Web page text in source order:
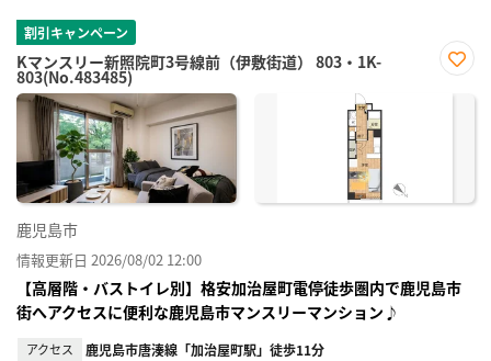
割引キャンペーン
Kマンスリー新照院町3号線前（伊敷街道） 803・1K-
803(No.483485)
に入
鹿児島市
情報更新日 2026/08/02 12:00
【高層階・バストイレ別】格安加治屋町電停徒歩圏内で鹿児島市
街へアクセスに便利な鹿児島市マンスリーマンション♪
アクセス 鹿児島市唐湊線「加治屋町駅」徒歩11分